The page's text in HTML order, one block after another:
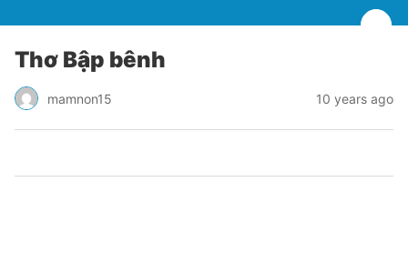
Thơ Bập bênh
mamnon15 10 years ago